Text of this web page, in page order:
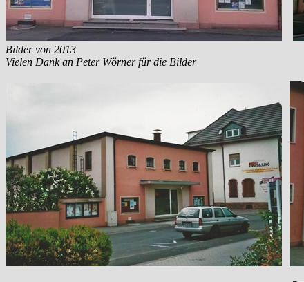
Bilder von 2013
Vielen Dank an Peter Wörner für die Bilder